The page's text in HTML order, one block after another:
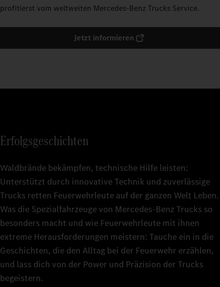
profitierst vom weltweiten Mercedes‑Benz Trucks Service.
Jetzt informieren
Erfolgsgeschichten
Waldbrände bekämpfen, technische Hilfe leisten:
Unterstützt durch innovative Technik und zuverlässige
Trucks retten Feuerwehrleute auf der ganzen Welt Leben.
Was die Spezialfahrzeuge von Mercedes‑Benz Trucks so
besonders macht und wie Feuerwehrleute mit ihnen
extreme Herausforderungen meistern: Tauche ein in die
Geschichten, die den Alltag bei der Feuerwehr erzählen,
und lass dich von der Power und Präzision der Trucks
begeistern.